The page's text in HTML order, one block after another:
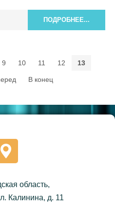
ПОДРОБНЕЕ...
9 10 11 12 13
В конец
область,
Калинина, д. 11